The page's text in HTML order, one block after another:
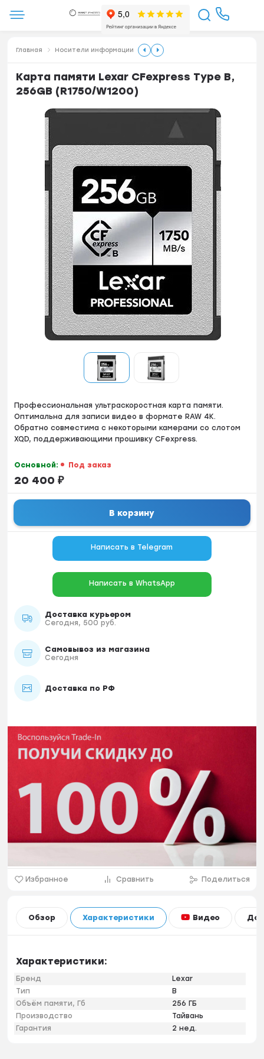
Главная Носители информации
Карта памяти Lexar CFexpress Type B,
256GB (R1750/W1200)
Профессиональная ультраскоростная карта памяти.
Оптимальна для записи видео в формате RAW 4K.
Обратно совместима с некоторыми камерами со слотом
XQD, поддерживающими прошивку CFexpress.
Основной: Под заказ
20 400 ₽
В корзину
Написать в Telegram
Написать в WhatsApp
Доставка курьером
Сегодня, 500 руб.
Самовывоз из магазина
Сегодня
Доставка по РФ
Избранное Сравнить Поделиться
Обзор Характеристики Видео
Характеристики:
Бренд
Lexar
Тип
B
Объём памяти, Гб
256 ГБ
Производство
Тайвань
Гарантия
2 нед.